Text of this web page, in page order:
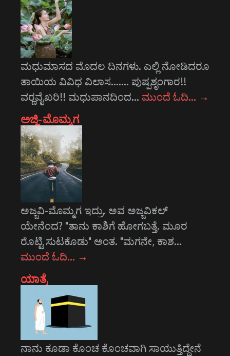
ಮಧುಮಾಸದ ಮೊದಲ ದಿನಗಳು. ಎಲ್ಲಿ ನೋಡಿದರೂ
ತಾಯಿಯ ವಿವಿಧ ವಿಲಾಸ....... ಪುಷ್ಪಶೃಂಗಾರ!!
ವರ್‍ಣವೈಖರಿ!! ಮಧುಪಾನದಿಂದ… ಮುಂದೆ ಓದಿ… →
ಅಜ್ಜಿ-ಮೊಮ್ಮಗ
ಅಜ್ಜವಿ-ಮೊಮ್ಮಗ ಇದ್ರು. ಅವ ಅಜ್ಜವಿಕಲ್
ಯೇನೆಂದ? "ತಾನು ಕಾಶಿಗೆ ಹೋಗಬತ್ತೆ. ಮೂರ
ರೊಟ್ಟಿ ಸುಟಕೊಡು" ಅಂತ. "ಮಗನೇ, ಕಾಶ…
ಮುಂದೆ ಓದಿ… →
ಯಾತ್ರೆ
ನಾನು ಕೂಡಾ ಕೊಂಚ ಕೊಂಚವಾಗಿ ಸಾಯುತ್ತಿದ್ದೇನೆ